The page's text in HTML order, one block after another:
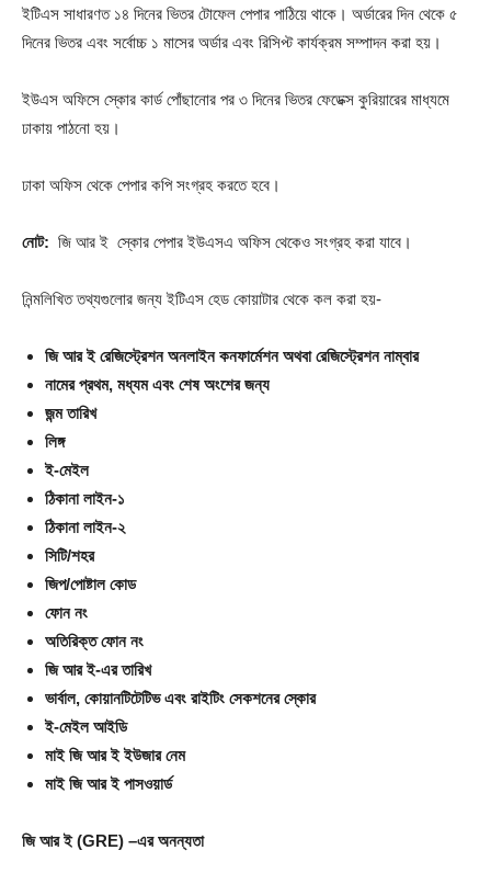
ইটিএস সাধারণত ১৪ দিনের ভিতর টোফেল পেপার পাঠিয়ে থাকে। অর্ডারের দিন থেকে ৫
দিনের ভিতর এবং সর্বোচ্চ ১ মাসের অর্ডার এবং রিসিপ্ট কার্যক্রম সম্পাদন করা হয়।
ইউএস অফিসে স্কোর কার্ড পোঁছানোর পর ৩ দিনের ভিতর ফেডেক্স কুরিয়ারের মাধ্যমে
ঢাকায় পাঠনো হয়।
ঢাকা অফিস থেকে পেপার কপি সংগ্রহ করতে হবে।
নোট: জি আর ই স্কোর পেপার ইউএসএ অফিস থেকেও সংগ্রহ করা যাবে।
নিন্মলিখিত তথ্যগুলোর জন্য ইটিএস হেড কোয়াটার থেকে কল করা হয়-
জি আর ই রেজিস্ট্রেশন অনলাইন কনফার্মেশন অথবা রেজিস্ট্রেশন নাম্বার
নামের প্রথম, মধ্যম এবং শেষ অংশের জন্য
জন্ম তারিখ
লিঙ্গ
ই-মেইল
ঠিকানা লাইন-১
ঠিকানা লাইন-২
সিটি/শহর
জিপ/পোষ্টাল কোড
ফোন নং
অতিরিক্ত ফোন নং
জি আর ই-এর তারিখ
ভার্বাল, কোয়ানটিটেটিভ এবং রাইটিং সেকশনের স্কোর
ই-মেইল আইডি
মাই জি আর ই ইউজার নেম
মাই জি আর ই পাসওয়ার্ড
জি আর ই (GRE) –এর অনন্যতা